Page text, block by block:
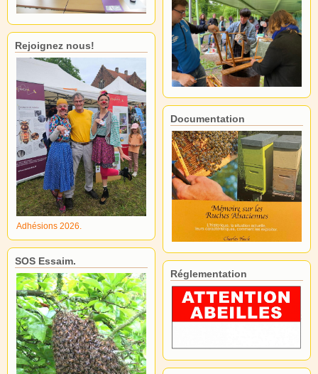
Rejoignez nous!
Adhésions 2026.
SOS Essaim.
Documentation
Réglementation